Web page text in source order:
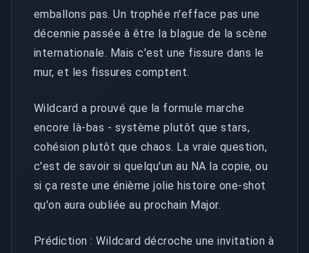
emballons pas. Un trophée n'efface pas une
décennie passée à être la blague de la scène
internationale. Mais c'est une fissure dans le
mur, et les fissures comptent.
Wildcard a prouvé que la formule marche
encore là-bas - système plutôt que stars,
cohésion plutôt que chaos. La vraie question,
c'est de savoir si quelqu'un au NA la copie, ou
si ça reste une énième jolie histoire one-shot
qu'on aura oubliée au prochain Major.
Prédiction : Wildcard décroche une invitation à